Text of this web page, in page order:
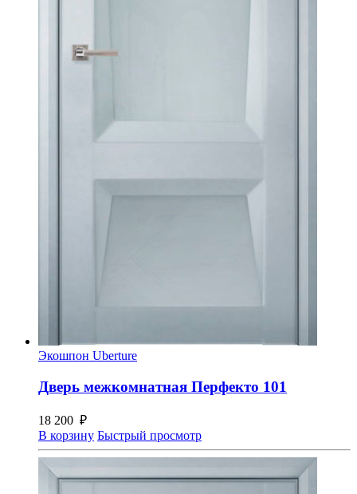
Экошпон Uberture
Дверь межкомнатная Перфекто 101
18 200 ₽
В корзину Быстрый просмотр